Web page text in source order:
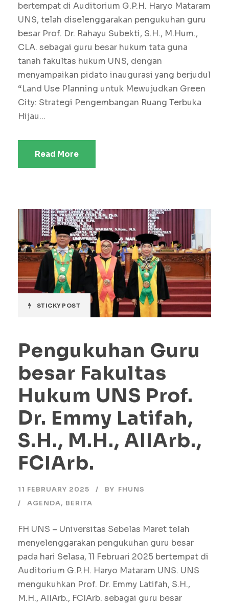
bertempat di Auditorium G.P.H. Haryo Mataram
UNS, telah diselenggarakan pengukuhan guru
besar Prof. Dr. Rahayu Subekti, S.H., M.Hum.,
CLA. sebagai guru besar hukum tata guna
tanah fakultas hukum UNS, dengan
menyampaikan pidato inaugurasi yang berjudul
“Land Use Planning untuk Mewujudkan Green
City: Strategi Pengembangan Ruang Terbuka
Hijau...
Read More
STICKY POST
Pengukuhan Guru
besar Fakultas
Hukum UNS Prof.
Dr. Emmy Latifah,
S.H., M.H., AIIArb.,
FCIArb.
11 FEBRUARY 2025 BY FHUNS
AGENDA, BERITA
FH UNS – Universitas Sebelas Maret telah
menyelenggarakan pengukuhan guru besar
pada hari Selasa, 11 Februari 2025 bertempat di
Auditorium G.P.H. Haryo Mataram UNS. UNS
mengukuhkan Prof. Dr. Emmy Latifah, S.H.,
M.H., AIIArb., FCIArb. sebagai guru besar